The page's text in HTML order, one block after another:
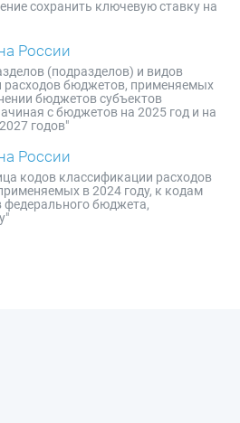
сохранить ключевую ставку на
России
(подразделов) и видов
расходов бюджетов, применяемых
бюджетов субъектов
с бюджетов на 2025 год и на
годов"
России
кодов классификации расходов
в 2024 году, к кодам
федерального бюджета,